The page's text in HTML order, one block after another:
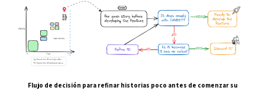
Flujo de decisión para refinar historias poco antes de comenzar su